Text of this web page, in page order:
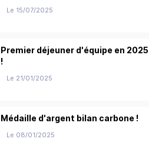
Le 15/07/2025
Premier déjeuner d'équipe en 2025
!
Le 21/01/2025
Médaille d'argent bilan carbone !
Le 08/01/2025